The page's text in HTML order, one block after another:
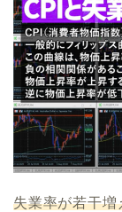
失業率が若干増